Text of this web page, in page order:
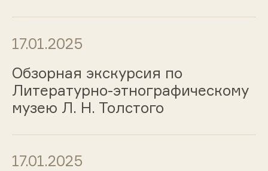
17.01.2025
Обзорная экскурсия по
Литературно-этнографическому
музею Л. Н. Толстого
17.01.2025